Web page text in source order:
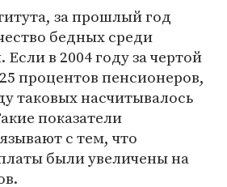
за прошлый год
бедных среди
в 2004 году за чертой
процентов пенсионеров,
таковых насчитывалось
показатели
с тем, что
были увеличены на